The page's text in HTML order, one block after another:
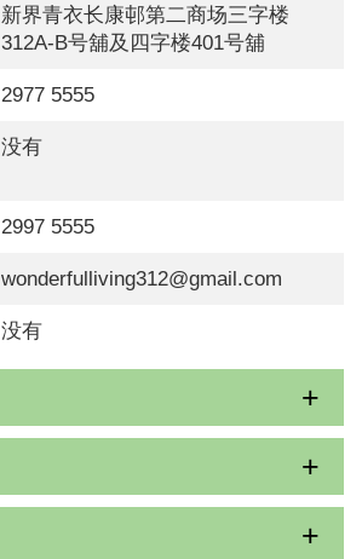
新界青衣长康邨第二商场三字楼
312A-B号舖及四字楼401号舖
2977 5555
没有
2997 5555
wonderfulliving312@gmail.com
没有